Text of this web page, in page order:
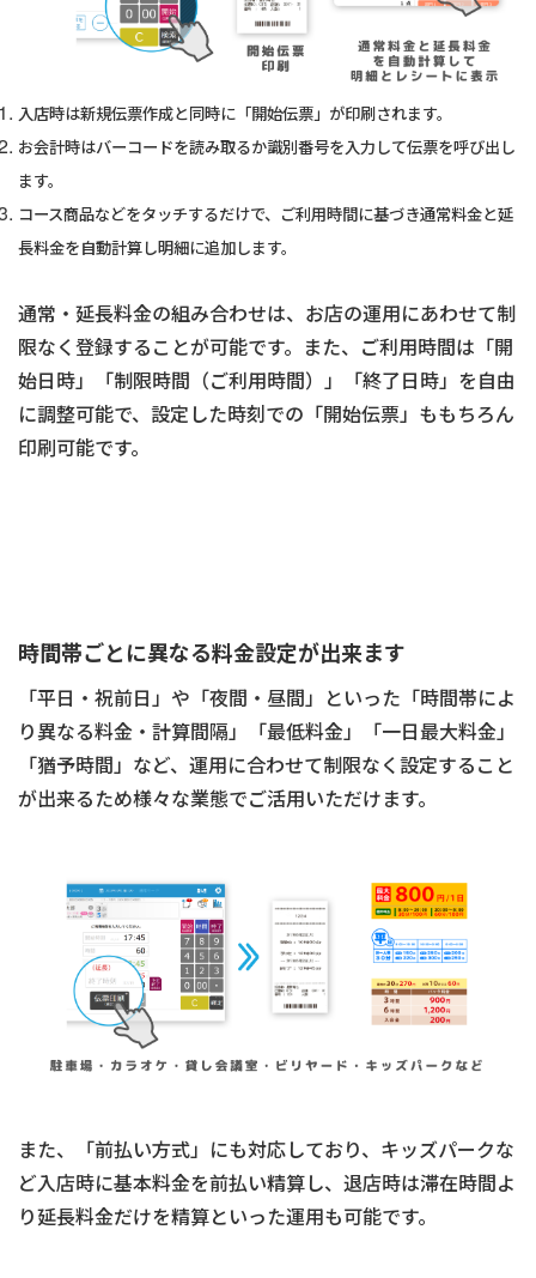
入店時は新規伝票作成と同時に「開始伝票」が印刷されます。
お会計時はバーコードを読み取るか識別番号を入力して伝票を呼び出し
ます。
コース商品などをタッチするだけで、ご利用時間に基づき通常料金と延
長料金を自動計算し明細に追加します。
通常・延長料金の組み合わせは、お店の運用にあわせて制
限なく登録することが可能です。また、ご利用時間は「開
始日時」「制限時間（ご利用時間）」「終了日時」を自由
に調整可能で、設定した時刻での「開始伝票」ももちろん
印刷可能です。
時間帯ごとに異なる料金設定が出来ます
「平日・祝前日」や「夜間・昼間」といった「時間帯によ
り異なる料金・計算間隔」「最低料金」「一日最大料金」
「猶予時間」など、運用に合わせて制限なく設定すること
が出来るため様々な業態でご活用いただけます。
また、「前払い方式」にも対応しており、キッズパークな
ど入店時に基本料金を前払い精算し、退店時は滞在時間よ
り延長料金だけを精算といった運用も可能です。